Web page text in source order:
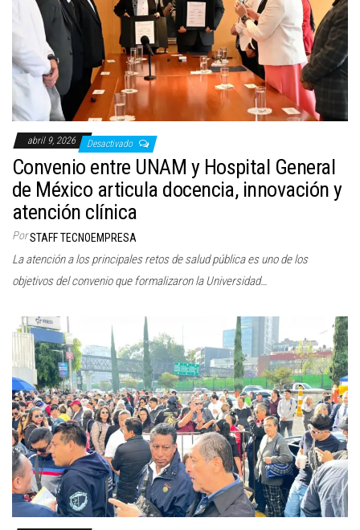
abril 9, 2026 Desactivado
Convenio entre UNAM y Hospital General
de México articula docencia, innovación y
atención clínica
PorSTAFF TECNOEMPRESA
La atención a los principales retos de salud pública es uno de los
objetivos del convenio que formalizaron la Universidad…